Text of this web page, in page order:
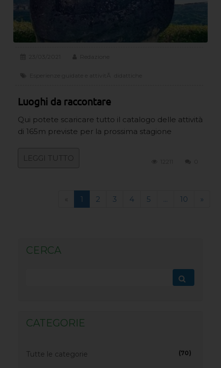
Luoghi da raccontare
Qui potete scaricare tutto il catalogo delle attività
di 165m previste per la prossima stagione
LEGGI TUTTO
1 2 3 4 5 ... 10 »
CERCA
CATEGORIE
Tutte le categorie (70)